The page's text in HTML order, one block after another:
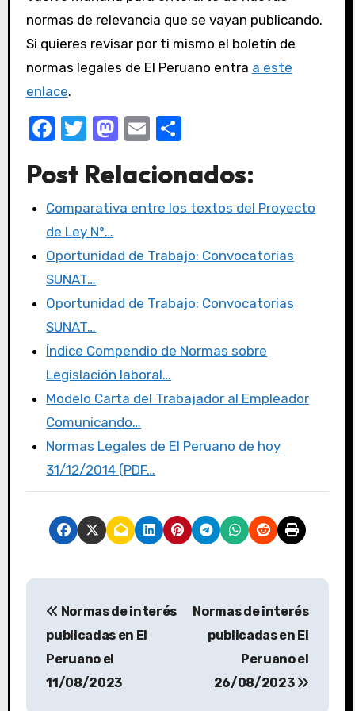
normas de relevancia que se vayan publicando.
Si quieres revisar por ti mismo el boletín de
normas legales de El Peruano entra a este
enlace.
F
c
e
b
o
o
k
T
it
te
r
M
st
o
o
E
ail
C
m
p
tir
Post Relacionados:
Comparativa entre los textos del Proyecto
de Ley N°…
Oportunidad de Trabajo: Convocatorias
SUNAT…
Oportunidad de Trabajo: Convocatorias
SUNAT…
Índice Compendio de Normas sobre
Legislación laboral…
Modelo Carta del Trabajador al Empleador
Comunicando…
Normas Legales de El Peruano de hoy
31/12/2014 (PDF…
Normas de interés
publicadas en El
Peruano el
11/08/2023
Normas de interés
publicadas en El
Peruano el
26/08/2023